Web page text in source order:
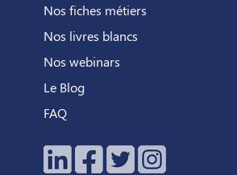
Nos fiches métiers
Nos livres blancs
Nos webinars
Le Blog
FAQ